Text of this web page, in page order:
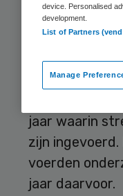
uitgevoerd
aangepast.
jaar waarin
zijn
voerden
jaar daarvoor.
device. Personalised
development.
List of Partners
Manage